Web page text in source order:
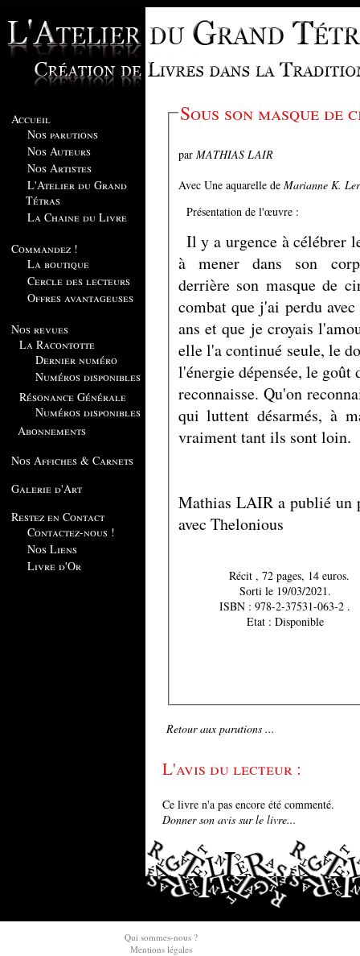
Accueil
Nos parutions
Nos Auteurs
Nos Artistes
L'Atelier du Grand
Tétras
La Chaine du Livre
Commandez !
La boutique
Cercle des lecteurs
Offres avantageuses
Nos revues
La Racontotte
Dernier numéro
Numéros disponibles
Résonance Générale
Numéros disponibles
Abonnements
Nos Affiches & Carnets
Galerie d'Art
Restez en Contact
Contactez-nous !
Nos Liens
Livre d'Or
par MATHIAS LAIR
Avec Une aquarelle de Marianne K.
Présentation de l'œuvre :
Il y a urgence à célébrer
à mener dans son
derrière son masque de
combat que j'ai perdu
ans et que je croyais
elle l'a continué seule, le
l'énergie dépensée, le
reconnaisse. Qu'on
qui luttent désarmés, à
vraiment tant ils sont loin.
Mathias LAIR a publié un
avec Thelonious
Récit , 72 pages, 14 euros.
Sorti le 19/03/2021.
ISBN : 978-2-37531-063-2 .
Etat : Disponible
Retour aux parutions ...
L'avis du lecteur :
Ce livre n'a pas encore été commenté.
Donner son avis sur le livre...
Qui sommes-nous ?
Mentions légales